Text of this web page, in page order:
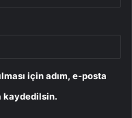
için adım, e-posta
kaydedilsin.